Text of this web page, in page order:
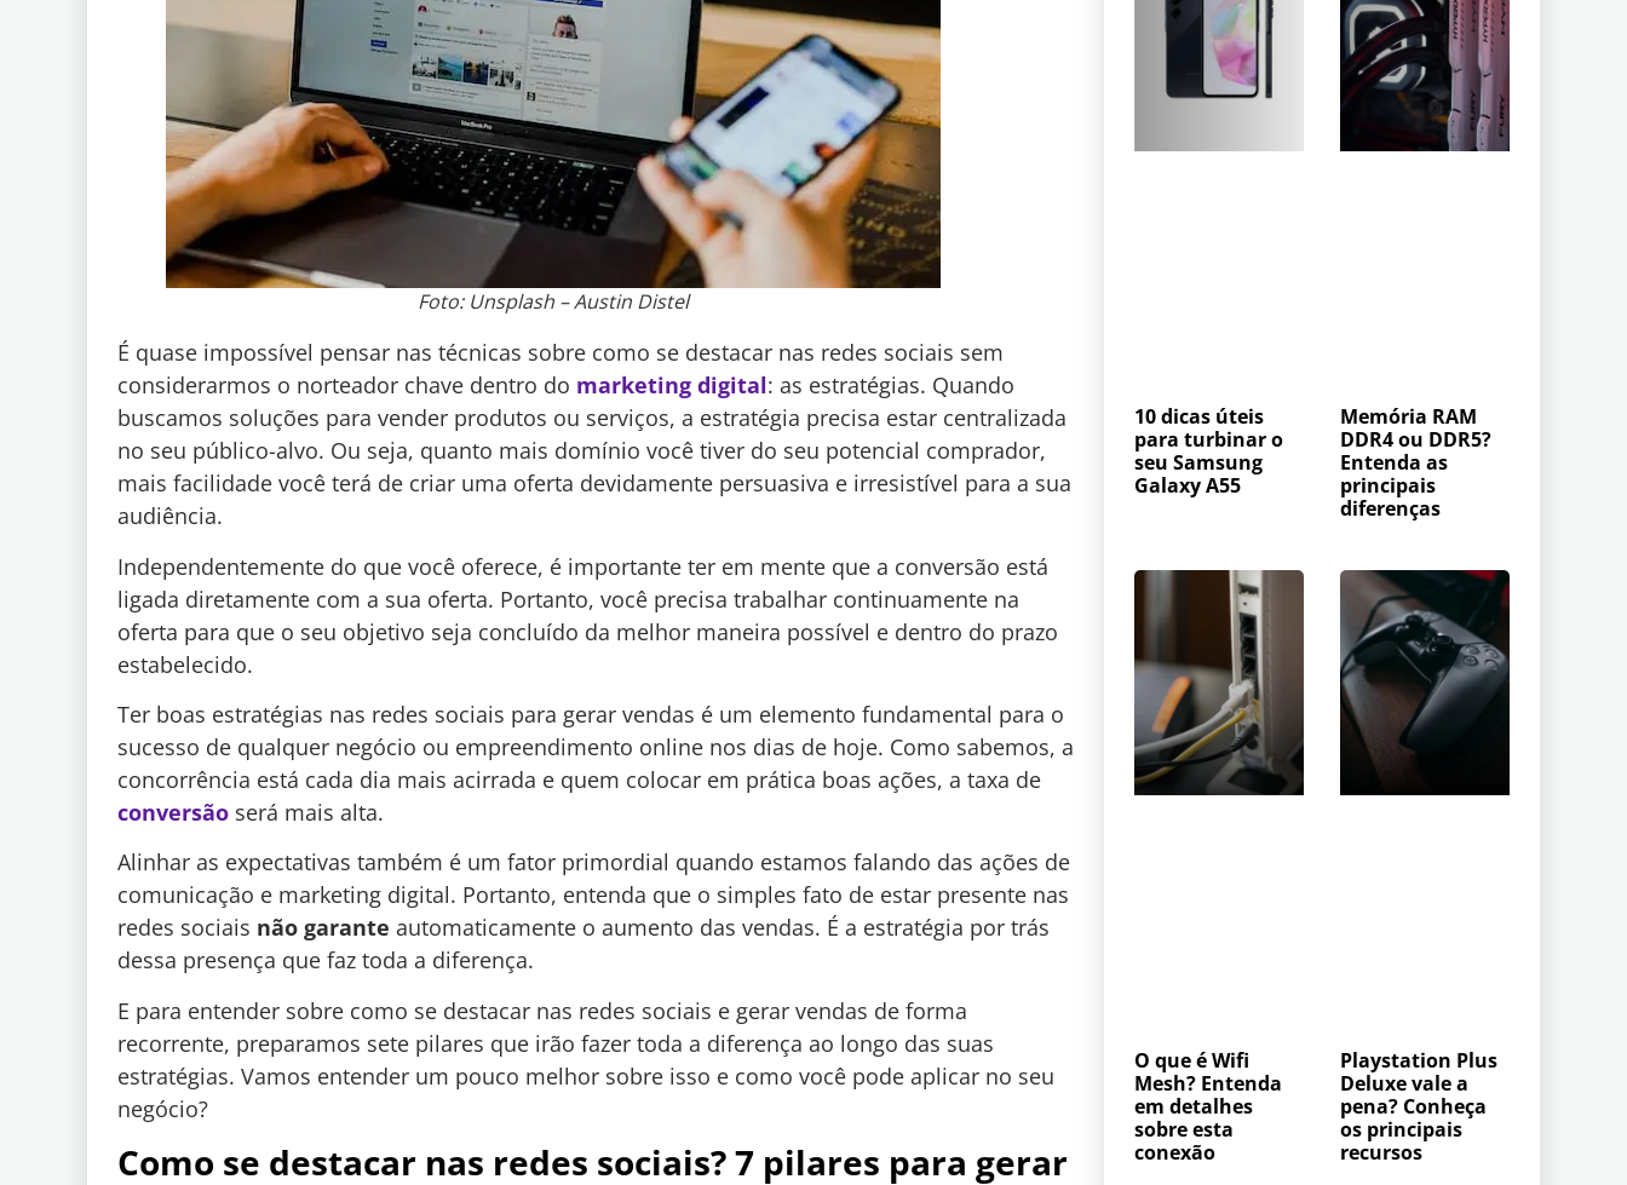
Foto: Unsplash – Austin Distel
É quase impossível pensar nas técnicas sobre como se destacar nas redes sociais sem
considerarmos o norteador chave dentro do marketing digital: as estratégias. Quando
buscamos soluções para vender produtos ou serviços, a estratégia precisa estar centralizada
no seu público-alvo. Ou seja, quanto mais domínio você tiver do seu potencial comprador,
mais facilidade você terá de criar uma oferta devidamente persuasiva e irresistível para a sua
audiência.
Independentemente do que você oferece, é importante ter em mente que a conversão está
ligada diretamente com a sua oferta. Portanto, você precisa trabalhar continuamente na
oferta para que o seu objetivo seja concluído da melhor maneira possível e dentro do prazo
estabelecido.
Ter boas estratégias nas redes sociais para gerar vendas é um elemento fundamental para o
sucesso de qualquer negócio ou empreendimento online nos dias de hoje. Como sabemos, a
concorrência está cada dia mais acirrada e quem colocar em prática boas ações, a taxa de
conversão será mais alta.
Alinhar as expectativas também é um fator primordial quando estamos falando das ações de
comunicação e marketing digital. Portanto, entenda que o simples fato de estar presente nas
redes sociais não garante automaticamente o aumento das vendas. É a estratégia por trás
dessa presença que faz toda a diferença.
E para entender sobre como se destacar nas redes sociais e gerar vendas de forma
recorrente, preparamos sete pilares que irão fazer toda a diferença ao longo das suas
estratégias. Vamos entender um pouco melhor sobre isso e como você pode aplicar no seu
negócio?
Como se destacar nas redes sociais? 7 pilares para gerar
10 dicas úteis
para turbinar o
seu Samsung
Galaxy A55
Memória RAM
DDR4 ou DDR5?
Entenda as
principais
diferenças
O que é Wifi
Mesh? Entenda
em detalhes
sobre esta
conexão
Playstation Plus
Deluxe vale a
pena? Conheça
os principais
recursos